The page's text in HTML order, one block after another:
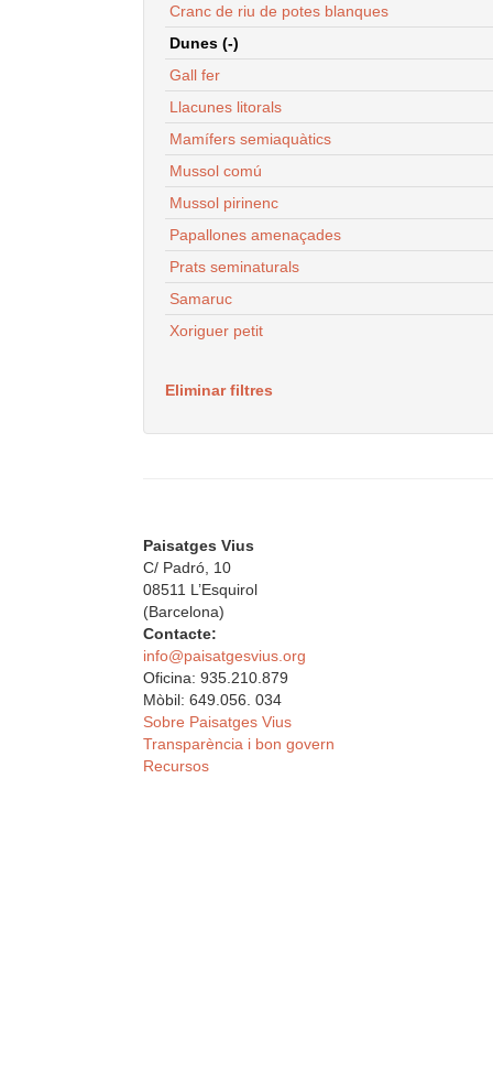
Cranc de riu de potes blanques
Dunes (-)
Gall fer
Llacunes litorals
Mamífers semiaquàtics
Mussol comú
Mussol pirinenc
Papallones amenaçades
Prats seminaturals
Samaruc
Xoriguer petit
Eliminar filtres
Paisatges Vius
C/ Padró, 10
08511 L’Esquirol
(Barcelona)
Contacte:
info@paisatgesvius.org
Oficina: 935.210.879
Mòbil: 649.056. 034
Sobre Paisatges Vius
Transparència i bon govern
Recursos